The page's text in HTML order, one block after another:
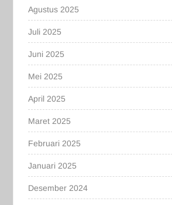
Agustus 2025
Juli 2025
Juni 2025
Mei 2025
April 2025
Maret 2025
Februari 2025
Januari 2025
Desember 2024